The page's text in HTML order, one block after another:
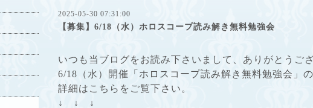
2025-05-30 07:31:00
【募集】6/18（水）ホロスコープ読み解き無料勉強会
いつも当ブログをお読み下さいまして、ありがとうござ
6/18（水）開催「ホロスコープ読み解き無料勉強会」の
詳細はこちらをご覧下さい。
↓ ↓ ↓